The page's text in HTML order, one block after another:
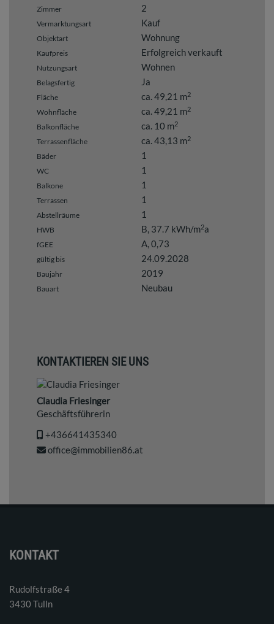
Zimmer 2
Vermarktungsart Kauf
Objektart Wohnung
Kaufpreis Erfolgreich verkauft
Nutzungsart Wohnen
Belagsfertig Ja
Fläche ca. 49,21 m2
Wohnfläche ca. 49,21 m2
Balkonfläche ca. 10 m2
Terrassenfläche ca. 43,13 m2
Bäder 1
WC 1
Balkone 1
Terrassen 1
Abstellräume 1
HWB B, 37.7 kWh/m2a
fGEE A, 0,73
gültig bis 24.09.2028
Baujahr 2019
Bauart Neubau
KONTAKTIEREN SIE UNS
Claudia Friesinger
Geschäftsführerin
+436641435340
office@immobilien86.at
KONTAKT
Rudolfstraße 4
3430 Tulln